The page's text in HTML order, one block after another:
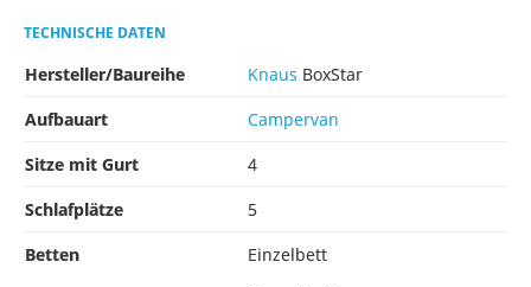
TECHNISCHE DATEN
Hersteller/Baureihe Knaus BoxStar
Aufbauart
Campervan
Sitze mit Gurt
4
Schlafplätze
5
Betten
Einzelbett